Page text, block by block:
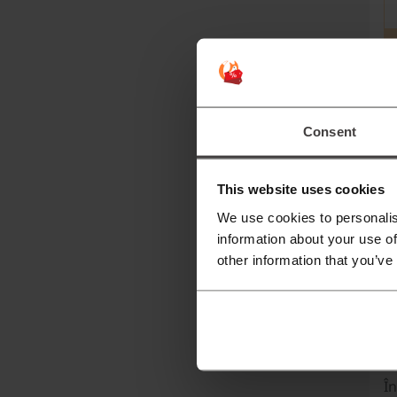
Consent
This website uses cookies
We use cookies to
information about your use
other information that